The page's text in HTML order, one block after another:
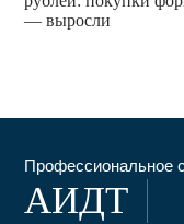
— выросли
Профессиональное
АИДТ